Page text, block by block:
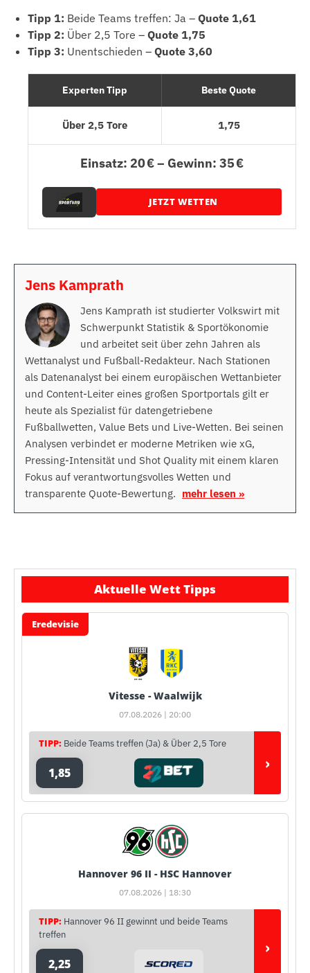
Tipp 1: Beide Teams treffen: Ja – Quote 1,61
Tipp 2: Über 2,5 Tore – Quote 1,75
Tipp 3: Unentschieden – Quote 3,60
Experten Tipp Beste Quote
Über 2,5 Tore 1,75
Einsatz: 20 € – Gewinn: 35 €
JETZT WETTEN
Jens Kamprath
Jens Kamprath ist studierter Volkswirt mit
Schwerpunkt Statistik & Sportökonomie
und arbeitet seit über zehn Jahren als
Wettanalyst und Fußball-Redakteur. Nach Stationen
als Datenanalyst bei einem europäischen Wettanbieter
und Content-Leiter eines großen Sportportals gilt er
heute als Spezialist für datengetriebene
Fußballwetten, Value Bets und Live-Wetten. Bei seinen
Analysen verbindet er moderne Metriken wie xG,
Pressing-Intensität und Shot Quality mit einem klaren
Fokus auf verantwortungsvolles Wetten und
transparente Quote-Bewertung. mehr lesen »
Aktuelle Wett Tipps
Eredevisie
Vitesse - Waalwijk
07.08.2026 | 20:00
TIPP: Beide Teams treffen (Ja) & Über 2,5 Tore
1,85 ›
Hannover 96 II - HSC Hannover
07.08.2026 | 18:30
TIPP: Hannover 96 II gewinnt und beide Teams
treffen
2,25
›